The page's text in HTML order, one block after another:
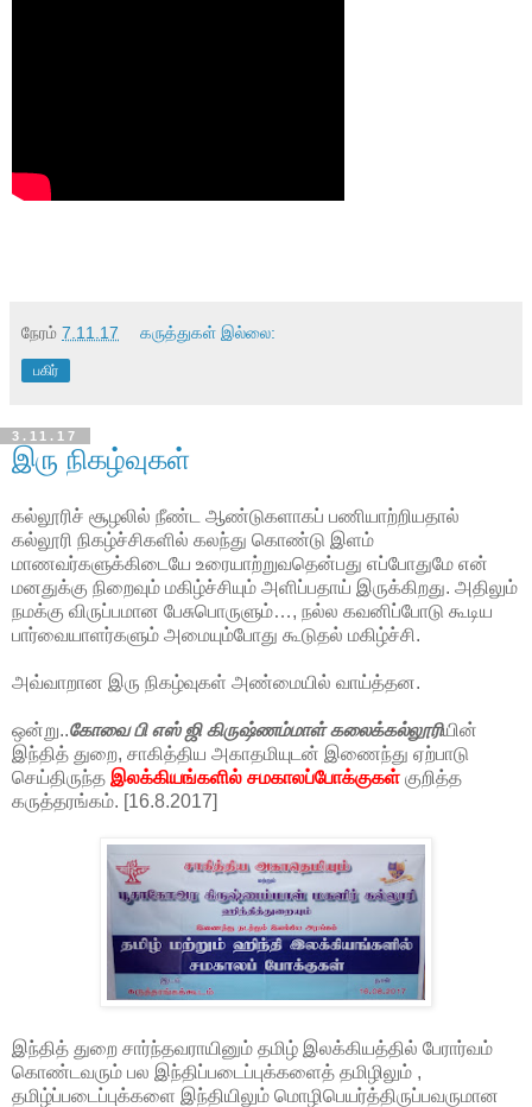
நேரம் 7.11.17 கருத்துகள் இல்லை:
பகிர்
3.11.17
இரு நிகழ்வுகள்
கல்லூரிச் சூழலில் நீண்ட ஆண்டுகளாகப் பணியாற்றியதால்
கல்லூரி நிகழ்ச்சிகளில் கலந்து கொண்டு இளம்
மாணவர்களுக்கிடையே உரையாற்றுவதென்பது எப்போதுமே என்
மனதுக்கு நிறைவும் மகிழ்ச்சியும் அளிப்பதாய் இருக்கிறது. அதிலும்
நமக்கு விருப்பமான பேசுபொருளும்…, நல்ல கவனிப்போடு கூடிய
பார்வையாளர்களும் அமையும்போது கூடுதல் மகிழ்ச்சி.
அவ்வாறான இரு நிகழ்வுகள் அண்மையில் வாய்த்தன.
ஒன்று..கோவை பி எஸ் ஜி கிருஷ்ணம்மாள் கலைக்கல்லூரியின்
இந்தித் துறை, சாகித்திய அகாதமியுடன் இணைந்து ஏற்பாடு
செய்திருந்த இலக்கியங்களில் சமகாலப்போக்குகள் குறித்த
கருத்தரங்கம். [16.8.2017]
இந்தித் துறை சார்ந்தவராயினும் தமிழ் இலக்கியத்தில் பேரார்வம்
கொண்டவரும் பல இந்திப்படைப்புக்களைத் தமிழிலும் ,
தமிழ்ப்படைப்புக்களை இந்தியிலும் மொழிபெயர்த்திருப்பவருமான